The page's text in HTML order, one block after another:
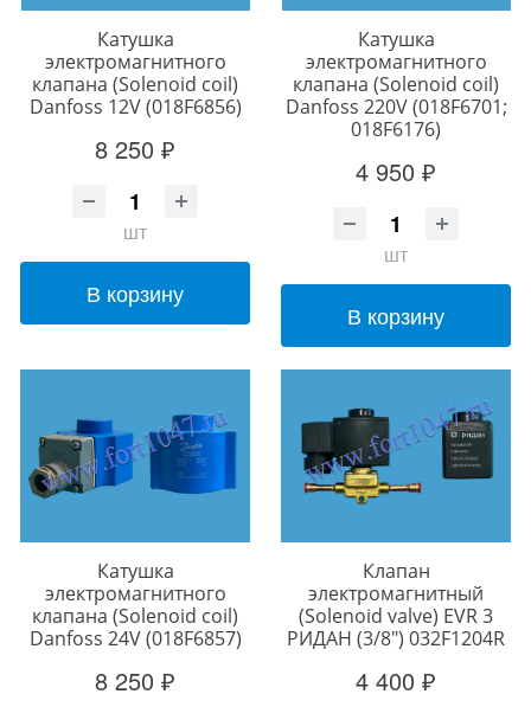
Катушка
электромагнитного
клапана (Solenoid coil)
Danfoss 12V (018F6856)
8 250 ₽
шт
В корзину
Катушка
электромагнитного
клапана (Solenoid coil)
Danfoss 220V (018F6701;
018F6176)
4 950 ₽
шт
В корзину
Катушка
электромагнитного
клапана (Solenoid coil)
Danfoss 24V (018F6857)
8 250 ₽
Клапан
электромагнитный
(Solenoid valve) EVR 3
РИДАН (3/8") 032F1204R
4 400 ₽